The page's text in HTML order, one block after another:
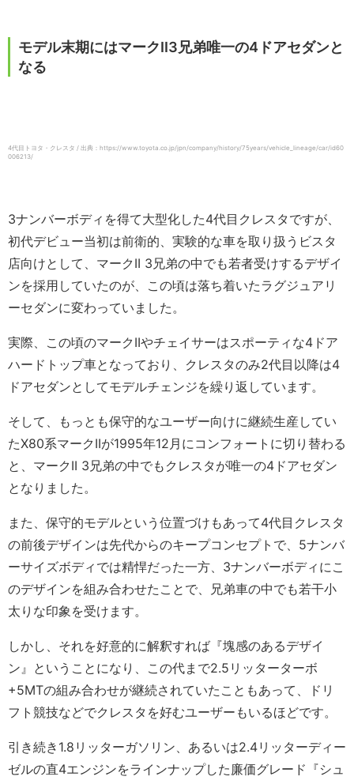
モデル末期にはマークII3兄弟唯一の4ドアセダンと
なる
4代目トヨタ・クレスタ / 出典：https://www.toyota.co.jp/jpn/company/history/75years/vehicle_lineage/car/id60
006213/
3ナンバーボディを得て大型化した4代目クレスタですが、
初代デビュー当初は前衛的、実験的な車を取り扱うビスタ
店向けとして、マークII 3兄弟の中でも若者受けするデザイ
ンを採用していたのが、この頃は落ち着いたラグジュアリ
ーセダンに変わっていました。
実際、この頃のマークIIやチェイサーはスポーティな4ドア
ハードトップ車となっており、クレスタのみ2代目以降は4
ドアセダンとしてモデルチェンジを繰り返しています。
そして、もっとも保守的なユーザー向けに継続生産してい
たX80系マークIIが1995年12月にコンフォートに切り替わる
と、マークII 3兄弟の中でもクレスタが唯一の4ドアセダン
となりました。
また、保守的モデルという位置づけもあって4代目クレスタ
の前後デザインは先代からのキープコンセプトで、5ナンバ
ーサイズボディでは精悍だった一方、3ナンバーボディにこ
のデザインを組み合わせたことで、兄弟車の中でも若干小
太りな印象を受けます。
しかし、それを好意的に解釈すれば『塊感のあるデザイ
ン』ということになり、この代まで2.5リッターターボ
+5MTの組み合わせが継続されていたこともあって、ドリ
フト競技などでクレスタを好むユーザーもいるほどです。
引き続き1.8リッターガソリン、あるいは2.4リッターディー
ゼルの直4エンジンをラインナップした廉価グレード『シュ